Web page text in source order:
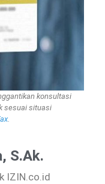
konsultasi
sesuai situasi
.
S.Ak.
IZIN.co.id